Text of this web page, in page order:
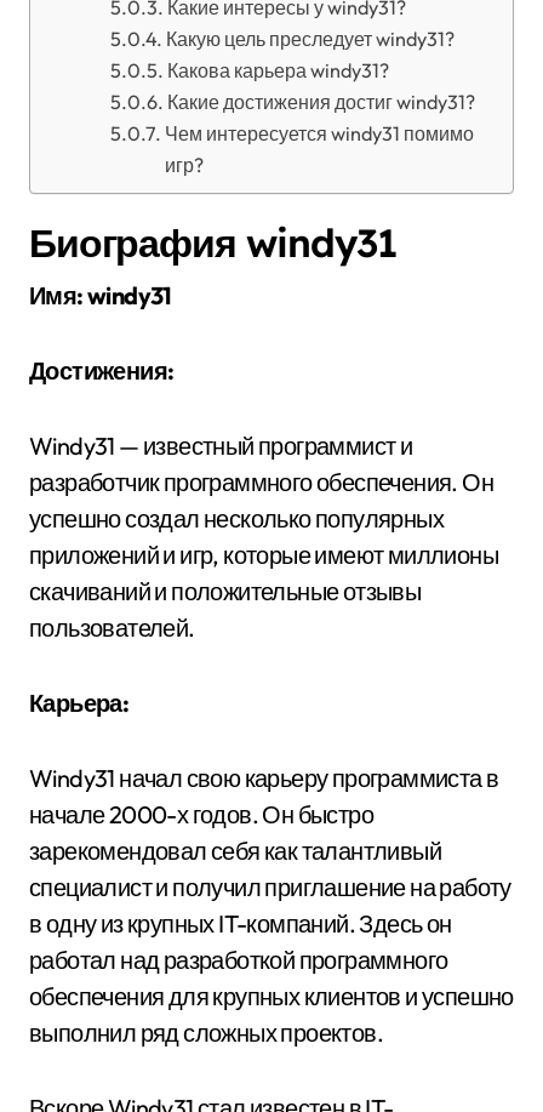
Какие интересы у windy31?
Какую цель преследует windy31?
Какова карьера windy31?
Какие достижения достиг windy31?
Чем интересуется windy31 помимо
игр?
Биография windy31
Имя: windy31
Достижения:
Windy31 — известный программист и
разработчик программного обеспечения. Он
успешно создал несколько популярных
приложений и игр, которые имеют миллионы
скачиваний и положительные отзывы
пользователей.
Карьера:
Windy31 начал свою карьеру программиста в
начале 2000-х годов. Он быстро
зарекомендовал себя как талантливый
специалист и получил приглашение на работу
в одну из крупных IT-компаний. Здесь он
работал над разработкой программного
обеспечения для крупных клиентов и успешно
выполнил ряд сложных проектов.